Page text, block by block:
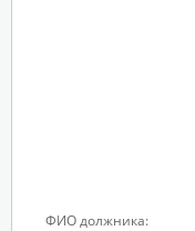
ФИО должника: